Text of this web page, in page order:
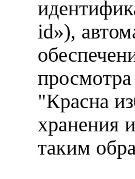
id»),
"Красна
хранения
таким